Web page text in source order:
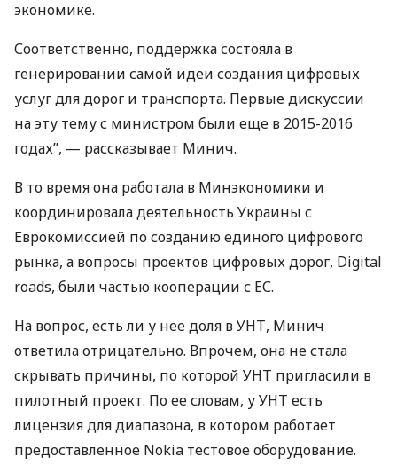
экономике.
Соответственно, поддержка состояла в
генерировании самой идеи создания цифровых
услуг для дорог и транспорта. Первые дискуссии
на эту тему с министром были еще в 2015-2016
годах”, — рассказывает Минич.
В то время она работала в Минэкономики и
координировала деятельность Украины с
Еврокомиссией по созданию единого цифрового
рынка, а вопросы проектов цифровых дорог, Digital
roads, были частью кооперации с ЕС.
На вопрос, есть ли у нее доля вУНТ, Минич
ответила отрицательно. Впрочем, она не стала
скрывать причины, по которой УНТ пригласили в
пилотный проект. По ее словам, уУНТ есть
лицензия для диапазона, в котором работает
предоставленное Nokia тестовое оборудование.